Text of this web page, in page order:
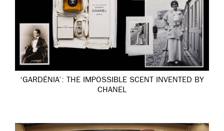
‘GARDÉNIA’: THE IMPOSSIBLE SCENT INVENTED BY
CHANEL